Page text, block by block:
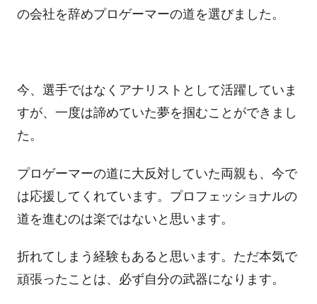
の会社を辞めプロゲーマーの道を選びました。
今、選手ではなくアナリストとして活躍していま
すが、一度は諦めていた夢を掴むことができまし
た。
プロゲーマーの道に大反対していた両親も、今で
は応援してくれています。プロフェッショナルの
道を進むのは楽ではないと思います。
折れてしまう経験もあると思います。ただ本気で
頑張ったことは、必ず自分の武器になります。